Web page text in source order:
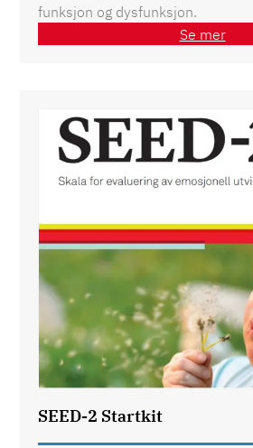
funksjon og dysfunksjon.
Se mer
SEED-2 Startkit